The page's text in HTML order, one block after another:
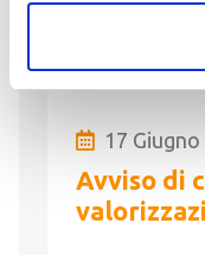
17
Avviso di